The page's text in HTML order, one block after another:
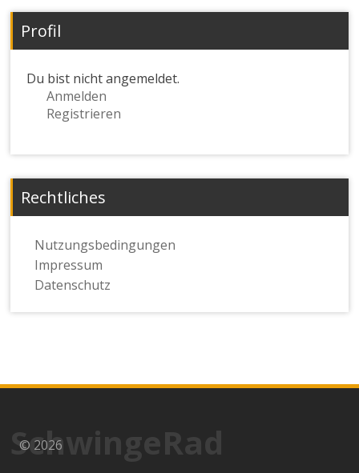
Profil
Du bist nicht angemeldet.
Anmelden
Registrieren
Rechtliches
Nutzungsbedingungen
Impressum
Datenschutz
SchwingeRad
© 2026